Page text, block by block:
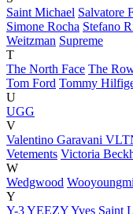
Saint Michael Salvatore
Simone Rocha Stefano
Weitzman Supreme
T
The North Face The
Tom Ford Tommy
U
UGG
V
Valentino Garavani
Vetements Victoria
W
Wedgwood
Y
Y-3YEEZYYves Saint